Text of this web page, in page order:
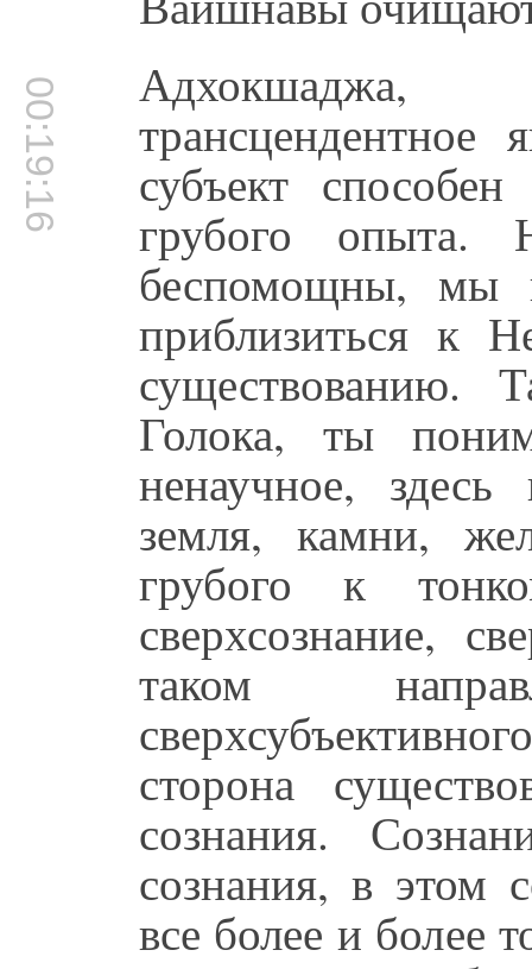
00:19:16 Адхокшаджа,
трансцендентное
субъект
грубого
беспомощны, мы
приблизиться к
существованию.
Голока, ты
ненаучное,
земля, камни,
грубого к
сверхсознание,
таком
сторона
сознания.
сознания, в этом
все более и более